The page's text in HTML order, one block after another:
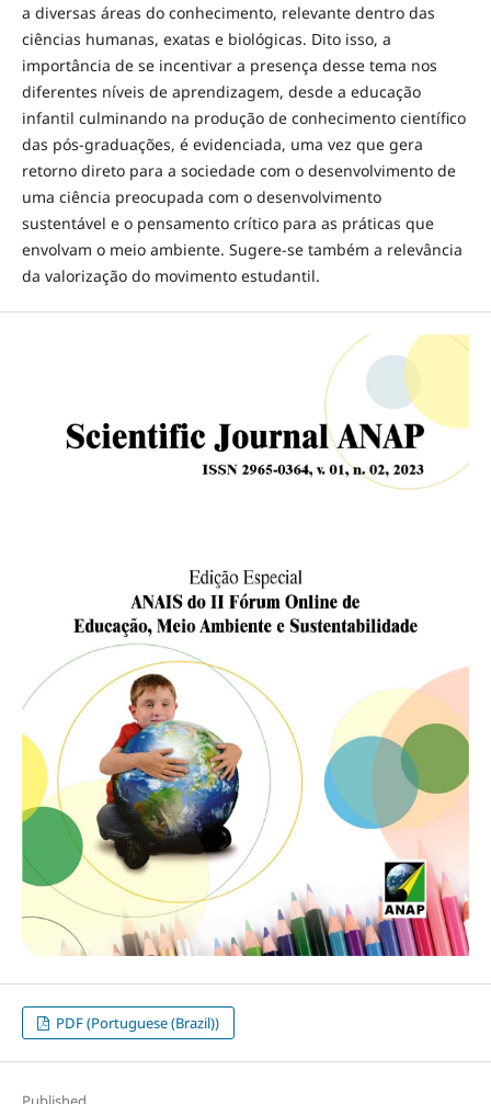
a diversas áreas do conhecimento, relevante dentro das
ciências humanas, exatas e biológicas. Dito isso, a
importância de se incentivar a presença desse tema nos
diferentes níveis de aprendizagem, desde a educação
infantil culminando na produção de conhecimento científico
das pós-graduações, é evidenciada, uma vez que gera
retorno direto para a sociedade com o desenvolvimento de
uma ciência preocupada com o desenvolvimento
sustentável e o pensamento crítico para as práticas que
envolvam o meio ambiente. Sugere-se também a relevância
da valorização do movimento estudantil.
PDF (Portuguese (Brazil))